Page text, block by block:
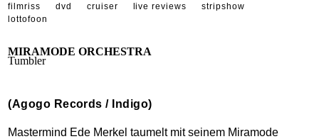
filmriss
dvd cruiser live reviews
stripshow
lottofoon
MIRAMODE ORCHESTRA
Tumbler
(Agogo Records / Indigo)
Mastermind Ede Merkel taumelt mit seinem Miramode